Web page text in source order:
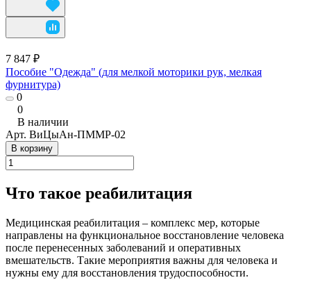
7 847 ₽
Пособие "Одежда" (для мелкой моторики рук, мелкая
фурнитура)
0
0
В наличии
Арт. ВиЦыАн-ПММР-02
В корзину
Что такое реабилитация
Медицинская реабилитация – комплекс мер, которые
направлены на функциональное восстановление человека
после перенесенных заболеваний и оперативных
вмешательств. Такие мероприятия важны для человека и
нужны ему для восстановления трудоспособности.